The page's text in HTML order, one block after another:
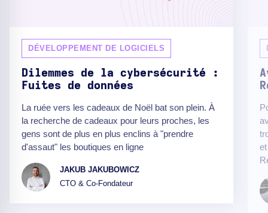
DÉVELOPPEMENT DE LOGICIELS
Dilemmes de la cybersécurité :
Fuites de données
La ruée vers les cadeaux de Noël bat son plein. À
la recherche de cadeaux pour leurs proches, les
gens sont de plus en plus enclins à "prendre
d'assaut" les boutiques en ligne
JAKUB JAKUBOWICZ
CTO & Co-Fondateur